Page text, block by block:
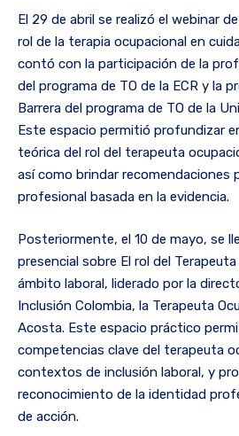
El 29 de abril se realizó el webinar
rol de la terapia ocupacional en
contó con la participación de la
del programa de TO de la ECR y la
Barrera del programa de TO de la
Este espacio permitió profundizar
teórica del rol del terapeuta
así como brindar recomendaciones
profesional basada en la evidencia.
Posteriormente, el 10 de mayo, se
presencial sobre El rol del
ámbito laboral, liderado por la
Inclusión Colombia, la Terapeuta
Acosta. Este espacio práctico
competencias clave del terapeuta
contextos de inclusión laboral, y
reconocimiento de la identidad
de acción.